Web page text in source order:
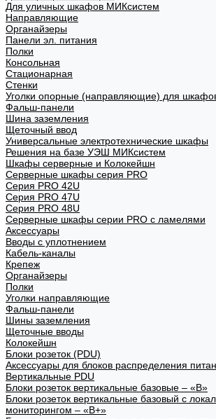
Для уличных шкафов МИКсистем
Направляющие
Органайзеры
Панели эл. питания
Полки
Консольная
Стационарная
Стенки
Уголки опорные (направляющие) для
Фальш-панели
Шина заземления
Щеточный ввод
Универсальные электротехнические шкафы
Решения на базе УЭШ МИКсистем
Шкафы серверные и Колокейшн
Серверные шкафы серия PRO
Серия PRO 42U
Серия PRO 47U
Серия PRO 48U
Серверные шкафы серии PRO с ламелями
Аксессуары
Вводы с уплотнением
Кабель-каналы
Крепеж
Органайзеры
Полки
Уголки направляющие
Фальш-панели
Шины заземления
Щеточные вводы
Колокейшн
Блоки розеток (PDU)
Аксессуары для блоков распределения
Вертикальные PDU
Блоки розеток вертикальные базовые – «В»
Блоки розеток вертикальные базовый с
мониторингом – «В+»